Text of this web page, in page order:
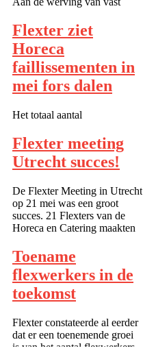
assesments gewijd. Dit,
terwijl een zelfstandige vaak
na enkele gesprekken aan de
slag gaat in voor de
onderneming belangrijke
processen. Flexter kijkt verder
part...
Flexter ziet
Horeca
faillissementen in
mei fors dalen
Het totaal aantal
en instellingen is in mei met
33 procent gedaald ten
opzichte van dezelfde maand
grootste daling in één maand
in twee jaar tijd! In totaal
gingen in m...
Flexter meeting
Utrecht succes!
De Flexter Meeting in Utrecht
op 21 mei was een groot
succes. 21 Flexters van de
Horeca en Catering maakten
opdrachtgever. Wij wensen u
veel werkplezier!...
Toename
flexwerkers in de
toekomst
Flexter constateerde al eerder
dat er een toenemende groei
is van het aantal flexwerkers.